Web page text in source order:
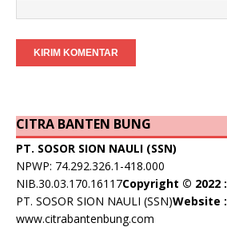
CITRA BANTEN BUNG
PT. SOSOR SION NAULI (SSN)
NPWP: 74.292.326.1-418.000
NIB.30.03.170.16117Copyright © 2022 :
PT. SOSOR SION NAULI (SSN)Website :
www.citrabantenbung.com